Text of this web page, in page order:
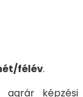
félév.
agrár képzési